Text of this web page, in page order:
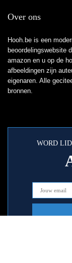
Over ons
Hooh.be is een
beoordelingswebsite
amazon en u op de
afbeeldingen zijn
eigenaren. Alle
bronnen.
WORD